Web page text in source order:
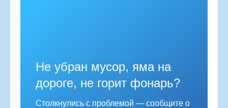
Не убран мусор, яма на
дороге, не горит фонарь?
Столкнулись с проблемой — сообщите о